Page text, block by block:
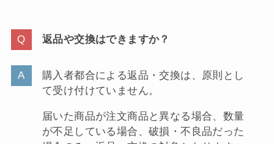
返品や交換はできますか？
購入者都合による返品・交換は、原則とし
て受け付けていません。
届いた商品が注文商品と異なる場合、数量
が不足している場合、破損・不良品だった